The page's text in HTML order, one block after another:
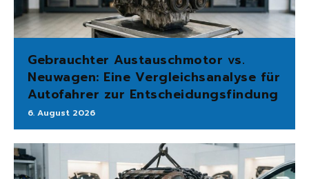
Gebrauchter Austauschmotor vs.
Neuwagen: Eine Vergleichsanalyse für
Autofahrer zur Entscheidungsfindung
6. August 2026